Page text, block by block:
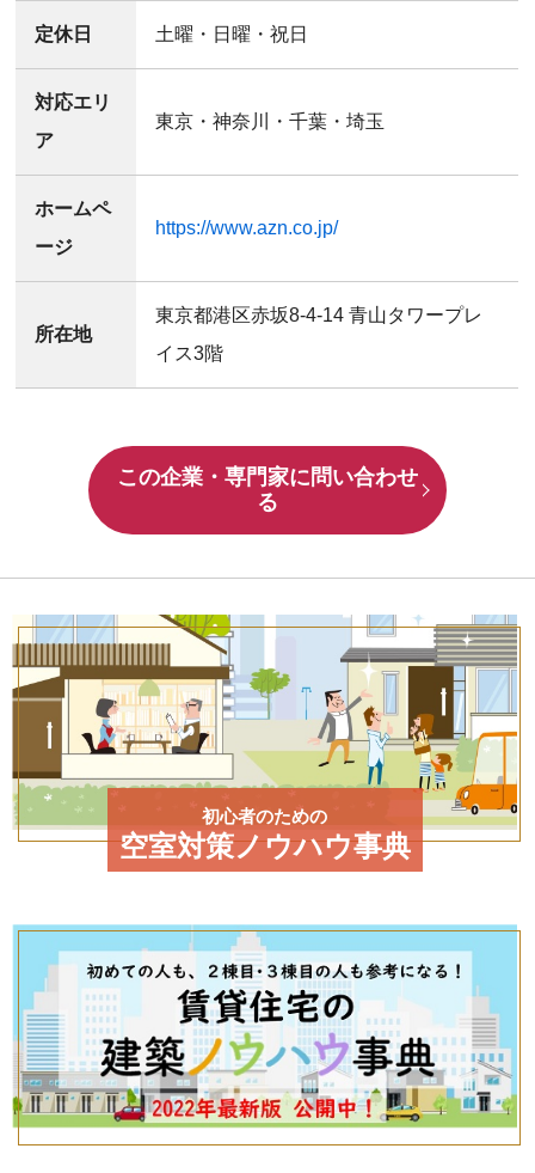
定休日 土曜・日曜・祝日
対応エリ
ア
東京・神奈川・千葉・埼玉
ホームペ
ージ
https://www.azn.co.jp/
所在地
東京都港区赤坂8-4-14 青山タワープレ
イス3階
この企業・専門家に問い合わせ
る
初心者のための
空室対策ノウハウ事典